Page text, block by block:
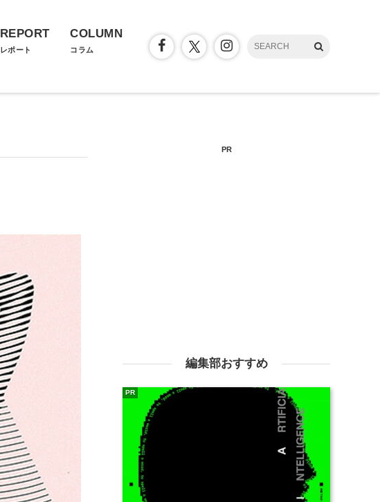
REPORT
レポート
COLUMN
コラム
PR
編集部おすすめ
PR